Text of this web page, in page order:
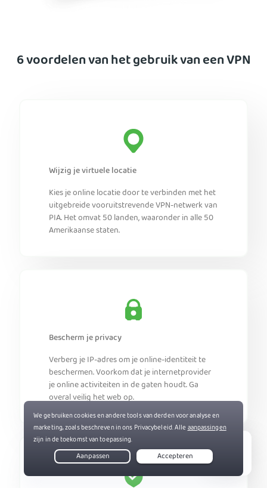
6 voordelen van het gebruik van een VPN
Wijzig je virtuele locatie
Kies je online locatie door te verbinden met het
uitgebreide vooruitstrevende VPN-netwerk van
PIA. Het omvat 50 landen, waaronder in alle 50
Amerikaanse staten.
Bescherm je privacy
Verberg je IP-adres om je online-identiteit te
beschermen. Voorkom dat je internetprovider
je online activiteiten in de gaten houdt. Ga
overal veilig het web op.